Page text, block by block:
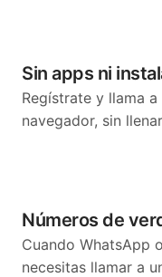
Sin apps ni
Regístrate y llama
navegador, sin
Números de
Cuando WhatsApp
necesitas llamar a